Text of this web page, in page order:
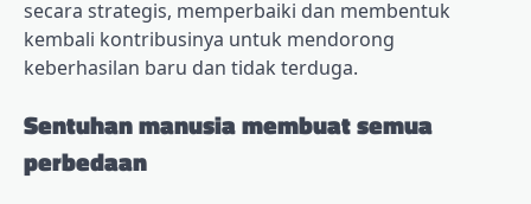
secara strategis, memperbaiki dan membentuk
kembali kontribusinya untuk mendorong
keberhasilan baru dan tidak terduga.
Sentuhan manusia membuat semua
perbedaan